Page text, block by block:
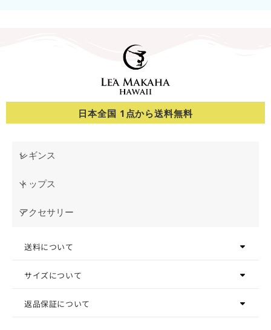
日本全国 1点から送料無料
レギンス
トップス
アクセサリー
送料について
サイズについて
返品保証について